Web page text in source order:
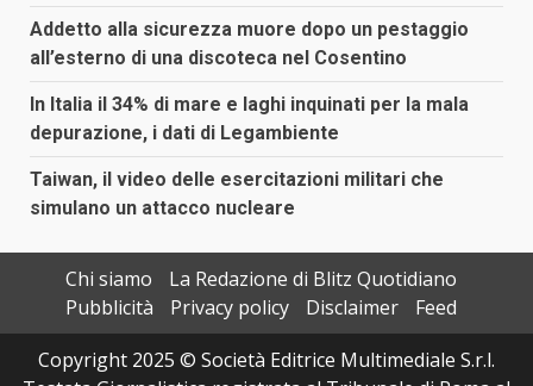
Addetto alla sicurezza muore dopo un pestaggio
all’esterno di una discoteca nel Cosentino
In Italia il 34% di mare e laghi inquinati per la mala
depurazione, i dati di Legambiente
Taiwan, il video delle esercitazioni militari che
simulano un attacco nucleare
Chi siamo
La Redazione di Blitz Quotidiano
Pubblicità
Privacy policy Disclaimer
Feed
Copyright 2025 © Società Editrice Multimediale S.r.l.